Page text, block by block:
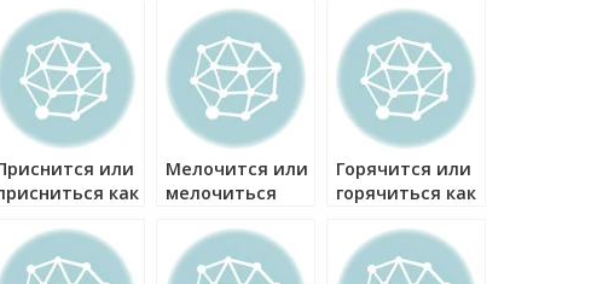
как правильно?
как правильно?
как правильно?
или
как
Мелочится или
мелочиться
Горячится или
горячиться как